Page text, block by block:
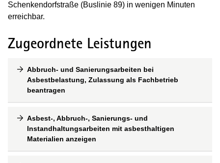
Schenkendorfstraße (Buslinie 89) in wenigen Minuten
erreichbar.
Zugeordnete Leistungen
Abbruch- und Sanierungsarbeiten bei
Asbestbelastung, Zulassung als Fachbetrieb
beantragen
Asbest-, Abbruch-, Sanierungs- und
Instandhaltungsarbeiten mit asbesthaltigen
Materialien anzeigen